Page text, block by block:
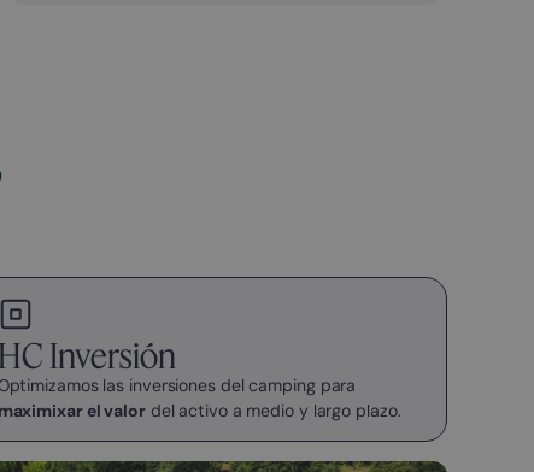
HC Inversión
las inversiones del camping para
maximixar el valordel activo a medio y largo plazo.